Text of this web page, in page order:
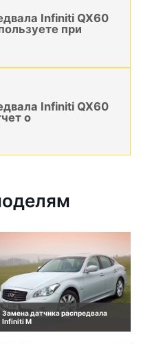
Infiniti QX60
при
Infiniti QX60
о
Замена датчика распредвала
Infiniti M